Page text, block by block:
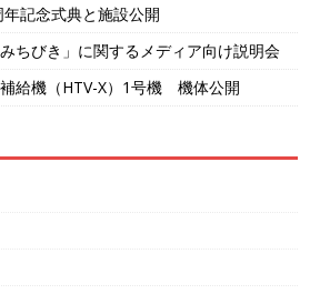
記念式典と施設公開
ちびき」に関するメディア向け説明会
給機（HTV-X）1号機 機体公開